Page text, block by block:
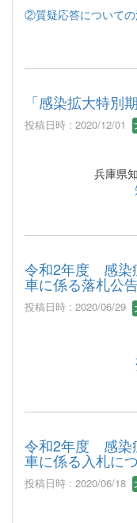
②質疑応答について
「感染拡大特別
投稿日時 : 2020/12/01
兵庫県
令和2年度 感染
車に係る落札公
投稿日時 : 2020/06/29
令和2年度 感染
車に係る入札に
投稿日時 : 2020/06/18